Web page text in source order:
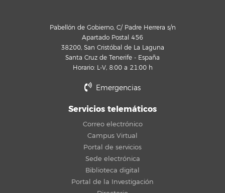
Pabellón de Gobierno, C/ Padre Herrera s/n
Apartado Postal 456
38200, San Cristóbal de La Laguna
Santa Cruz de Tenerife - España
Horario: L-V, 8:00 a 21:00 h
Emergencias
Servicios telemáticos
Correo electrónico
Campus Virtual
Portal de servicios
Sede electrónica
Biblioteca digital
Portal de la Investigación